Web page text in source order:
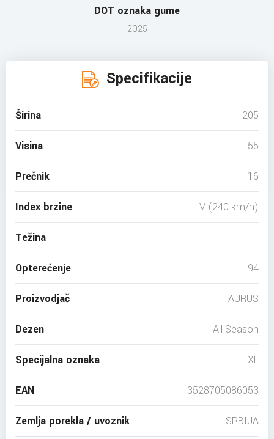
DOT oznaka gume
2025
Specifikacije
Širina 205
Visina 55
Prečnik 16
Index brzine V (240 km/h)
Težina
Opterećenje 94
Proizvodjač TAURUS
Dezen All Season
Specijalna oznaka XL
EAN 3528705086053
Zemlja porekla / uvoznik SRBIJA